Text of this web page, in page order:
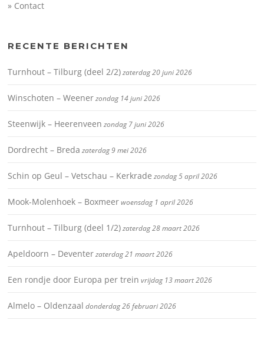
» Contact
RECENTE BERICHTEN
Turnhout – Tilburg (deel 2/2)zaterdag 20 juni 2026
Winschoten – Weenerzondag 14 juni 2026
Steenwijk – Heerenveen zondag 7 juni 2026
Dordrecht – Breda zaterdag 9 mei 2026
Schin op Geul – Vetschau – Kerkrade zondag 5 april 2026
Mook-Molenhoek – Boxmeerwoensdag 1 april 2026
Turnhout – Tilburg (deel 1/2)zaterdag 28 maart 2026
Apeldoorn – Deventerzaterdag 21 maart 2026
Een rondje door Europa per trein vrijdag 13 maart 2026
Almelo – Oldenzaal donderdag 26 februari 2026